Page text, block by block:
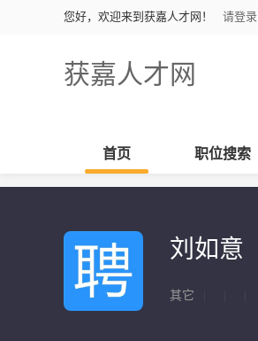
您好，欢迎来到获嘉人才网！ 请登录
获嘉人才网
首页 职位搜索
刘如意
其它